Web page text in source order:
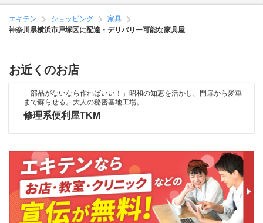
エキテン ショッピング
家具
神奈川県横浜市戸塚区に配達・デリバリー可能な家具屋
お近くのお店
「部品がないなら作ればいい！」昭和の知恵を活かし、門扉から愛車
まで蘇らせる。大人の秘密基地工場。
修理系便利屋TKM